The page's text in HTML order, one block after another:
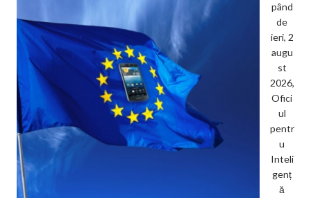
pând
de
ieri, 2
augu
st
2026,
Ofici
ul
pentr
u
Inteli
genț
ă